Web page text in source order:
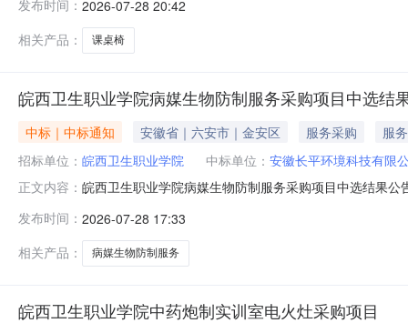
职业学院双主体教学点教室课桌椅采购项目2、项目编号
发布时间： 2026-07-28 20:42
相关产品：
课桌椅
皖西卫生职业学院病媒生物防制服务采购项目中选结
中标｜中标通知 安徽省｜六安市｜金安区 服务采购
服务
招标单位： 皖西卫生职业学院 中标单位： 安徽长平环境科技有限
正文内容： 皖西卫生职业学院病媒生物防制服务采购项目中选结果公
发布时间： 2026-07-28 17:33
相关产品：
病媒生物防制服务
皖西卫生职业学院中药炮制实训室电火灶采购项目